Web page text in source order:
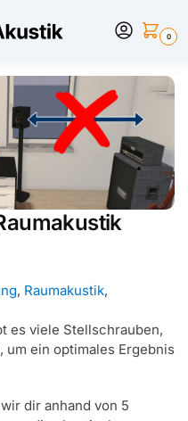
0
, Raumakustik,
es viele Stellschrauben,
ein optimales Ergebnis
dir anhand von 5